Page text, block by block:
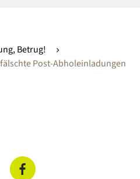
Betrug!
Post-Abholeinladungen
neuen Tab)
in einem neuen Tab)
(öffnet in einem neuen Tab)